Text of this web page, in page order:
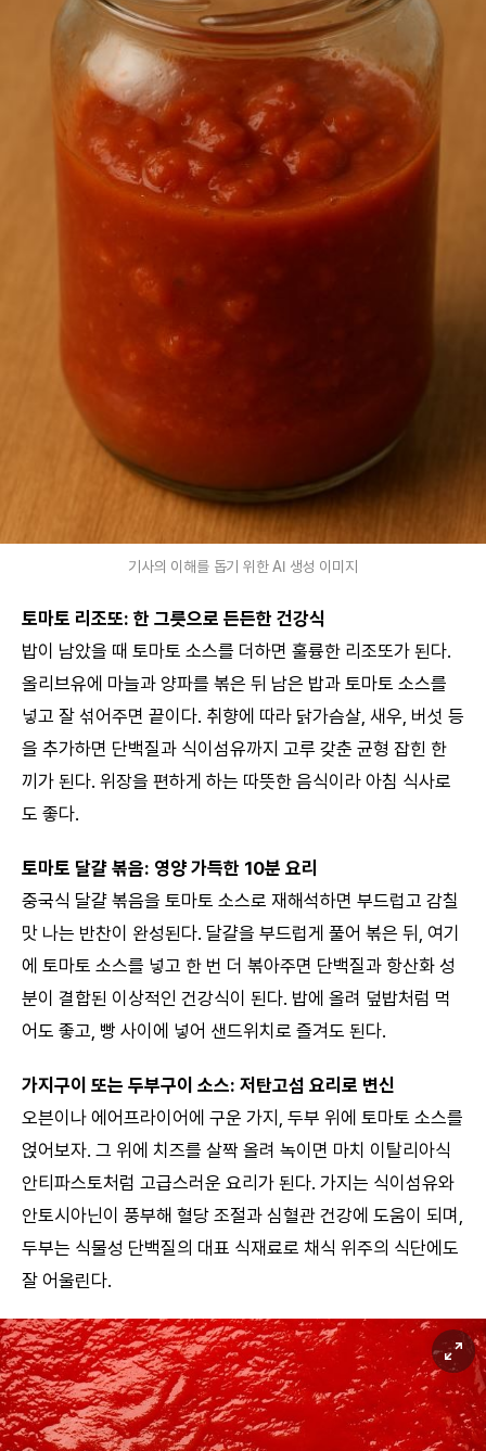
기사의 이해를 돕기 위한 AI 생성 이미지
토마토 리조또: 한 그릇으로 든든한 건강식
밥이 남았을 때 토마토 소스를 더하면 훌륭한 리조또가 된다.
올리브유에 마늘과 양파를 볶은 뒤 남은 밥과 토마토 소스를
넣고 잘 섞어주면 끝이다. 취향에 따라 닭가슴살, 새우, 버섯 등
을 추가하면 단백질과 식이섬유까지 고루 갖춘 균형 잡힌 한
끼가 된다. 위장을 편하게 하는 따뜻한 음식이라 아침 식사로
도 좋다.
토마토 달걀 볶음: 영양 가득한 10분 요리
중국식 달걀 볶음을 토마토 소스로 재해석하면 부드럽고 감칠
맛 나는 반찬이 완성된다. 달걀을 부드럽게 풀어 볶은 뒤, 여기
에 토마토 소스를 넣고 한 번 더 볶아주면 단백질과 항산화 성
분이 결합된 이상적인 건강식이 된다. 밥에 올려 덮밥처럼 먹
어도 좋고, 빵 사이에 넣어 샌드위치로 즐겨도 된다.
가지구이 또는 두부구이 소스: 저탄고섬 요리로 변신
오븐이나 에어프라이어에 구운 가지, 두부 위에 토마토 소스를
얹어보자. 그 위에 치즈를 살짝 올려 녹이면 마치 이탈리아식
안티파스토처럼 고급스러운 요리가 된다. 가지는 식이섬유와
안토시아닌이 풍부해 혈당 조절과 심혈관 건강에 도움이 되며,
두부는 식물성 단백질의 대표 식재료로 채식 위주의 식단에도
잘 어울린다.